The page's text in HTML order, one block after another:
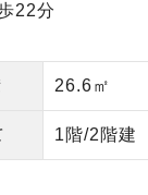
22分
26.6㎡
1階/2階建